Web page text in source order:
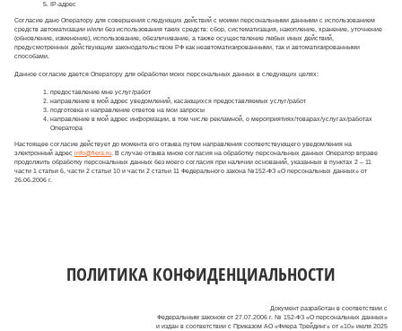
IP-адрес
Согласие дано Оператору для совершения следующих действий с моими персональными данными с использованием
средств автоматизации и/или без использования таких средств: сбор, систематизация, накопление, хранение, уточнение
(обновление, изменение), использование, обезличивание, а также осуществление любых иных действий,
предусмотренных действующим законодательством РФ как неавтоматизированными, так и автоматизированными
способами.
Данное согласие дается Оператору для обработки моих персональных данных в следующих целях:
предоставление мне услуг/работ
направление в мой адрес уведомлений, касающихся предоставляемых услуг/работ
подготовка и направление ответов на мои запросы
направление в мой адрес информации, в том числе рекламной, о мероприятиях/товарах/услугах/работах
Оператора
Настоящее согласие действует до момента его отзыва путем направления соответствующего уведомления на
электронный адрес info@fiera.ru. В случае отзыва мною согласия на обработку персональных данных Оператор вправе
продолжить обработку персональных данных без моего согласия при наличии оснований, указанных в пунктах 2 – 11
части 1 статьи 6, части 2 статьи 10 и части 2 статьи 11 Федерального закона №152-ФЗ «О персональных данных» от
26.06.2006 г.
ПОЛИТИКА КОНФИДЕНЦИАЛЬНОСТИ
Документ разработан в соответствии с
Федеральным законом от 27.07.2006 г. № 152-ФЗ «О персональных данных»
и издан в соответствии с Приказом АО «Фиера Трейдинг» от «10» июля 2025